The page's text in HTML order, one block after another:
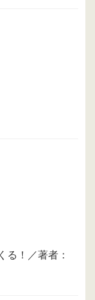
る！／著者：